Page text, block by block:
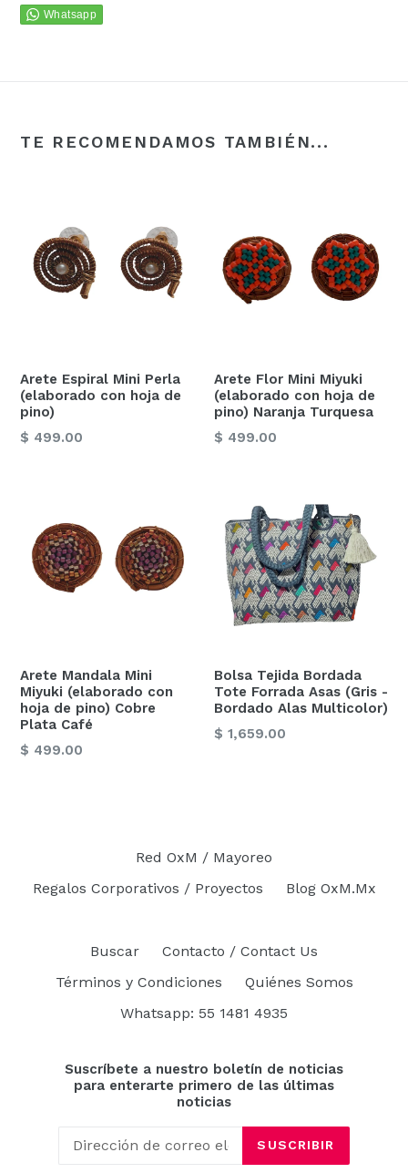
TE RECOMENDAMOS TAMBIÉN...
Arete Espiral Mini Perla
(elaborado con hoja de
pino)
Precio
$ 499.00
Arete Flor Mini Miyuki
(elaborado con hoja de
pino) Naranja Turquesa
Precio
$ 499.00
Arete Mandala Mini
Miyuki (elaborado con
hoja de pino) Cobre
Plata Café
Precio
$ 499.00
Bolsa Tejida Bordada
Tote Forrada Asas (Gris -
Bordado Alas Multicolor)
Precio
$ 1,659.00
Red OxM / Mayoreo
Regalos Corporativos / Proyectos
Blog OxM.Mx
Buscar
Contacto / Contact Us
Términos y Condiciones
Quiénes Somos
Whatsapp: 55 1481 4935
Suscríbete a nuestro boletín de noticias
para enterarte primero de las últimas
noticias
SUSCRIBIR